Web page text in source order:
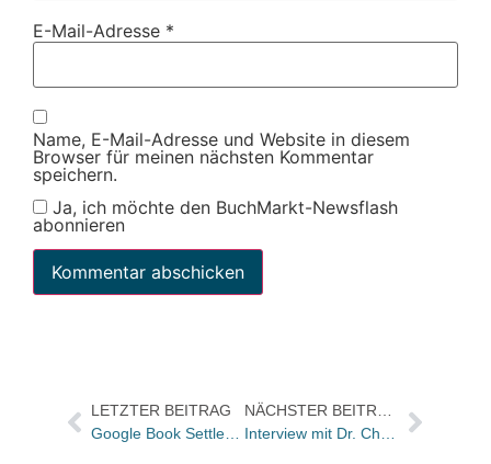
E-Mail-Adresse *
Name, E-Mail-Adresse und Website in diesem
Browser für meinen nächsten Kommentar
speichern.
Ja, ich möchte den BuchMarkt-Newsflash
abonnieren
LETZTER BEITRAG
Google Book Settlement: Etappensieg